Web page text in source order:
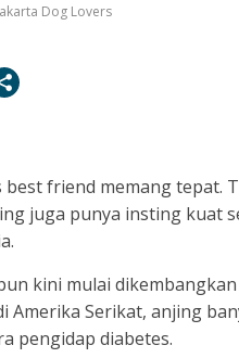
Dog Lovers
best friend memang
juga punya insting kuat
kini mulai
Amerika Serikat, anjing
pengidap diabetes.